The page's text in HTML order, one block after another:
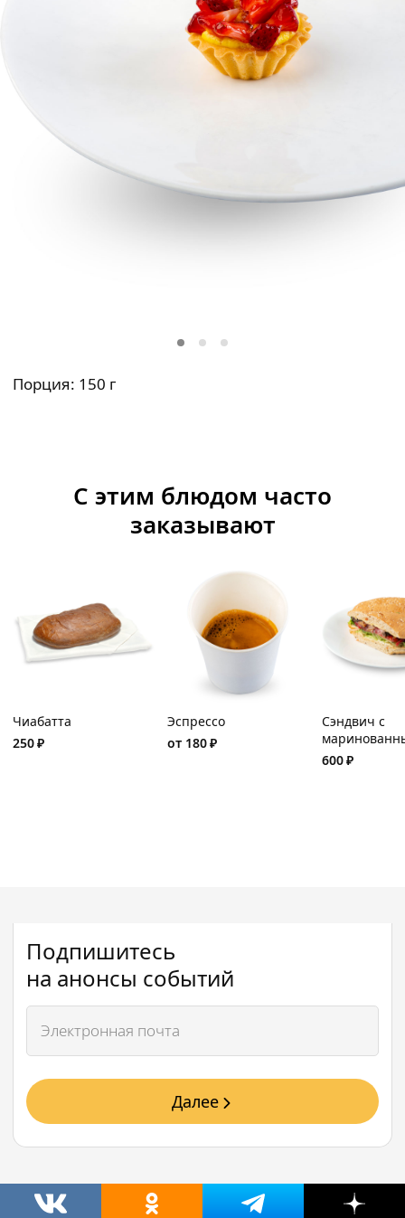
Порция: 150 г
С этим блюдом часто
заказывают
Чиабатта
250₽
Эспрессо
от 180₽
Сэндвич с
ростбифом и
600₽
Подпишитесь
на анонсы событий
Далее